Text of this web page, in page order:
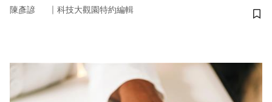
陳彥諺 ｜ 科技大觀園特約編輯
儲